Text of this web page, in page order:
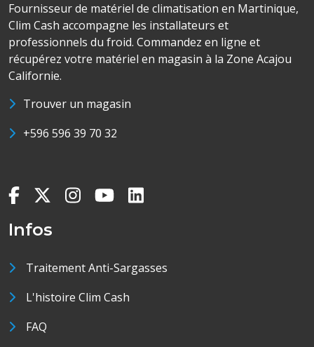
Fournisseur de matériel de climatisation en Martinique,
Clim Cash accompagne les installateurs et
professionnels du froid. Commandez en ligne et
récupérez votre matériel en magasin à la Zone Acajou
Californie.
Trouver un magasin
+596 596 39 70 32
Infos
Traitement Anti-Sargasses
L'histoire Clim Cash
FAQ